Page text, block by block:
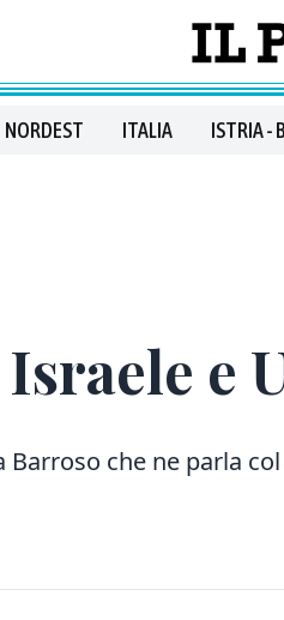
NORDEST ITALIA ISTRIA -
e
Barroso che ne parla